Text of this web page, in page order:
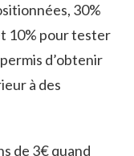
30%
10% pour tester
permis d’obtenir
à des
de 3€ quand